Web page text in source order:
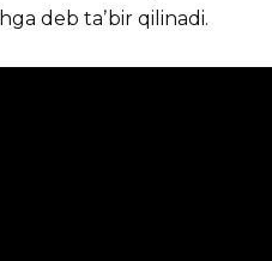
deb taʼbir qilinadi.